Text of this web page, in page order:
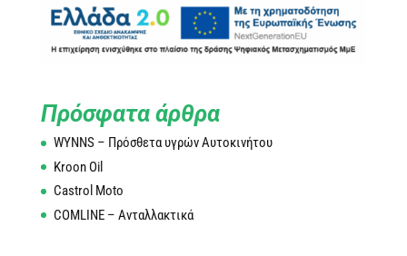
Πρόσφατα άρθρα
WYNNS – Πρόσθετα υγρών Αυτοκινήτου
Kroon Oil
Castrol Moto
COMLINE – Ανταλλακτικά